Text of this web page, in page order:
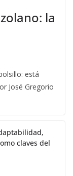
la
está
José Gregorio
claves del